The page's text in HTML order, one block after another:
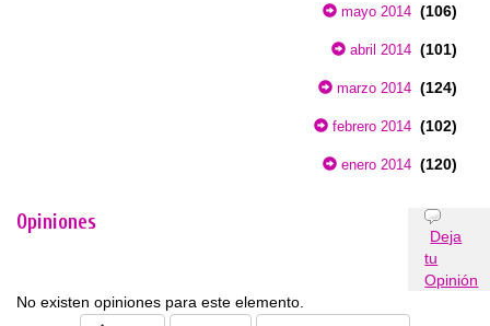
mayo 2014 (106)
abril 2014 (101)
marzo 2014 (124)
febrero 2014 (102)
enero 2014 (120)
Opiniones
Deja
tu
Opinión
No existen opiniones para este elemento.